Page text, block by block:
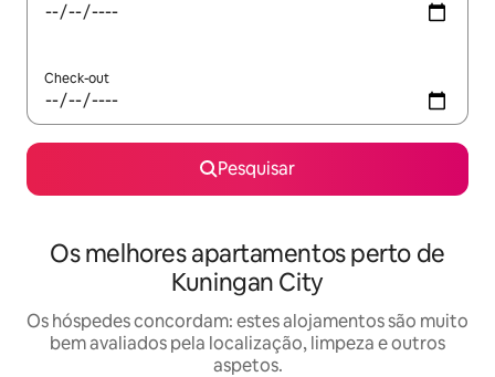
Check-out
Pesquisar
Os melhores apartamentos perto de
Kuningan City
Os hóspedes concordam: estes alojamentos são muito
bem avaliados pela localização, limpeza e outros
aspetos.